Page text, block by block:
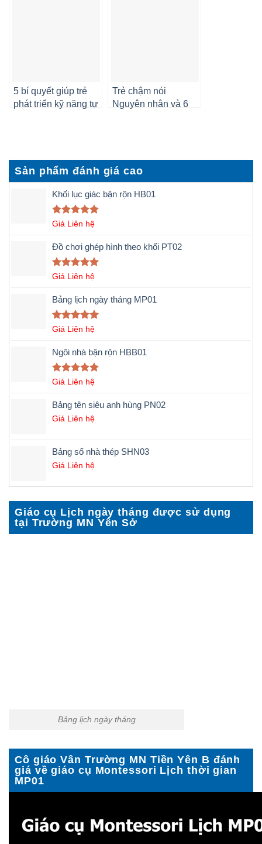
Sản phẩm đánh giá cao
Khối lục giác bận rộn HB01
Được xếp
5 sao
Giá Liên hệ
Đồ chơi ghép hình theo khối PT02
Được xếp
5 sao
Giá Liên hệ
Bảng lịch ngày tháng MP01
Được xếp
5 sao
Giá Liên hệ
Ngôi nhà bận rộn HBB01
Được xếp
5 sao
Giá Liên hệ
Bảng tên siêu anh hùng PN02
Giá Liên hệ
Bảng số nhà thép SHN03
Giá Liên hệ
Giáo cụ Lịch ngày tháng được sử dụng
tại Trường MN Yên Sở
Bảng lịch ngày tháng
Cô giáo Vân Trường MN Tiền Yên B đánh
giá về giáo cụ Montessori Lịch thời gian
MP01
5 bí quyết giúp trẻ
phát triển kỹ năng tự
Trẻ chậm nói
Nguyên nhân và 6